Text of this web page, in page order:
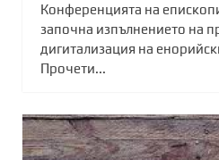
Конференцията на
започна изпълнението на
дигитализация на
Прочети...